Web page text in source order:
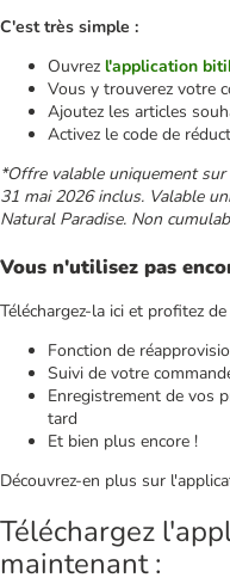
C'est très simple :
Ouvrez l'application
Vous y trouverez votre
Ajoutez les articles
Activez le code de
*Offre valable uniquement
31 mai 2026 inclus. Valable
Natural Paradise. Non
Vous n'utilisez pas
Téléchargez-la ici et profitez
Fonction de
Suivi de votre
Enregistrement de vos
tard
Et bien plus encore !
Découvrez-en plus sur
Téléchargez
maintenant :